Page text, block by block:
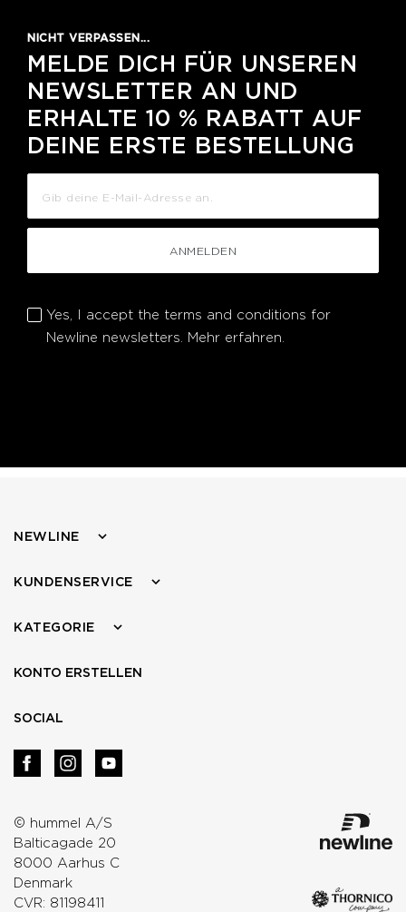
NICHT VERPASSEN...
MELDE DICH FÜR UNSEREN
NEWSLETTER AN UND
ERHALTE 10 % RABATT AUF
DEINE ERSTE BESTELLUNG
ANMELDEN
Yes, I accept the terms and conditions for
Newline newsletters. Mehr erfahren.
© hummel A/S
Balticagade 20
8000 Aarhus C
Denmark
CVR: 81198411
NEWLINE
KUNDENSERVICE
KATEGORIE
KONTO ERSTELLEN
SOCIAL